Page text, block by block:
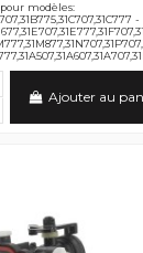
pour modèles:
-
Ajouter au